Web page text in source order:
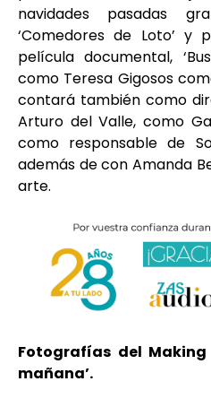
navidades pasadas
‘Comedores de Loto’ y
película documental,
como Teresa Gigosos
contará también como
Arturo del Valle, como
como responsable de
además de con Amanda
arte.
Fotografías del
mañana’.